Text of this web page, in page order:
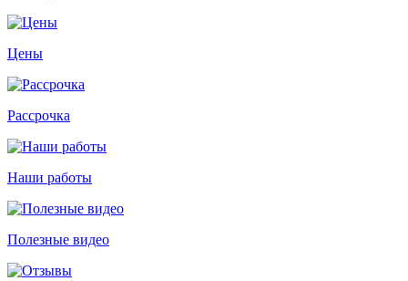
Цены
Рассрочка
Наши работы
Полезные видео